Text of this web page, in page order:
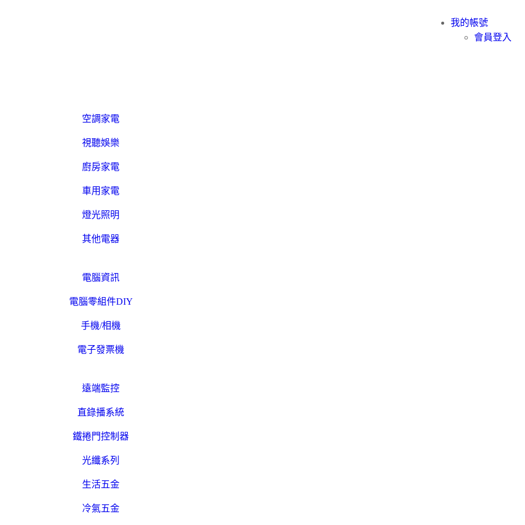
我的帳號
會員登入
空調家電
視聽娛樂
廚房家電
車用家電
燈光照明
其他電器
電腦資訊
電腦零組件DIY
手機/相機
電子發票機
遠端監控
直錄播系統
鐵捲門控制器
光纖系列
生活五金
冷氣五金